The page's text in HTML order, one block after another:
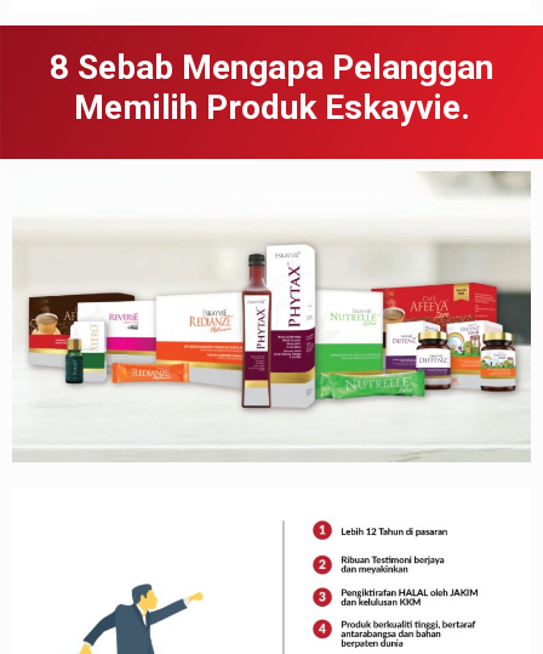
8 Sebab Mengapa Pelanggan
Memilih Produk Eskayvie.